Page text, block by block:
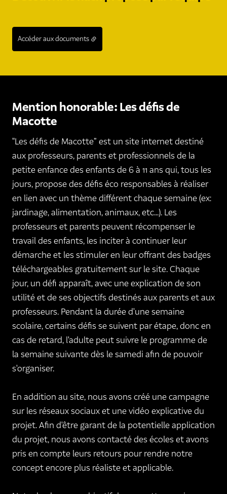
Accéder aux documents
Mention honorable : Les défis de
Macotte
"Les défis de Macotte” est un site internet destiné
aux professeurs, parents et professionnels de la
petite enfance des enfants de 6 à 11 ans qui, tous les
jours, propose des défis éco responsables à réaliser
en lien avec un thème différent chaque semaine (ex:
jardinage, alimentation, animaux, etc...). Les
professeurs et parents peuvent récompenser le
travail des enfants, les inciter à continuer leur
démarche et les stimuler en leur offrant des badges
téléchargeables gratuitement sur le site. Chaque
jour, un défi apparaît, avec une explication de son
utilité et de ses objectifs destinés aux parents et aux
professeurs. Pendant la durée d'une semaine
scolaire, certains défis se suivent par étape, donc en
cas de retard, l'adulte peut suivre le programme de
la semaine suivante dès le samedi afin de pouvoir
s'organiser.
En addition au site, nous avons créé une campagne
sur les réseaux sociaux et une vidéo explicative du
projet. Afin d'être garant de la potentielle application
du projet, nous avons contacté des écoles et avons
pris en compte leurs retours pour rendre notre
concept encore plus réaliste et applicable.